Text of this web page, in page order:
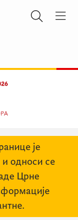
је
и односи се
Црне